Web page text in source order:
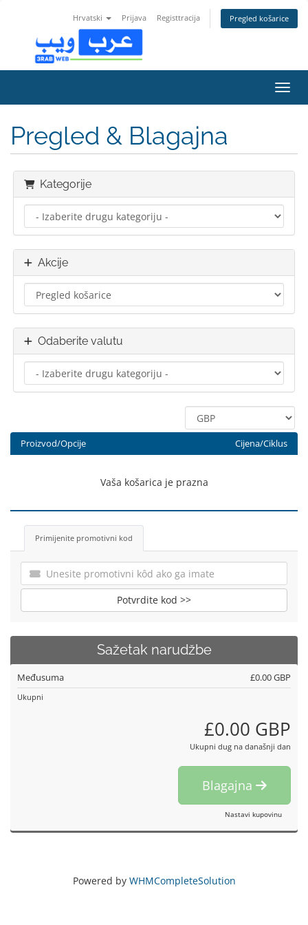
Hrvatski Prijava Registtracija Pregled košarice
Pregled & Blagajna
Kategorije
Akcije
Odaberite valutu
Proizvod/Opcije Cijena/Ciklus
Vaša košarica je prazna
Primijenite promotivni kod
Potvrdite kod >>
Sažetak narudžbe
Međusuma £0.00 GBP
Ukupni
£0.00 GBP
Ukupni dug na današnji dan
Blagajna
Nastavi kupovinu
Powered by WHMCompleteSolution